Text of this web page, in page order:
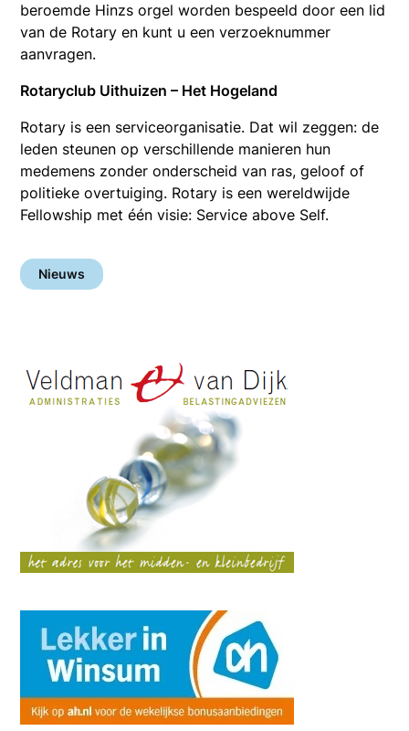
beroemde Hinzs orgel worden bespeeld door een lid
van de Rotary en kunt u een verzoeknummer
aanvragen.
Rotaryclub Uithuizen – Het Hogeland
Rotary is een serviceorganisatie. Dat wil zeggen: de
leden steunen op verschillende manieren hun
medemens zonder onderscheid van ras, geloof of
politieke overtuiging. Rotary is een wereldwijde
Fellowship met één visie: Service above Self.
Nieuws